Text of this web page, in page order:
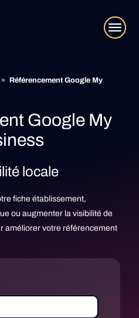
»
Référencement Google My
Google My
locale
fiche établissement,
ou augmenter la visibilité de
améliorer votre référencement